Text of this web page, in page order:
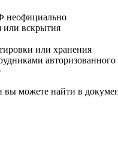
неофициально
или вскрытия
или хранения
авторизованного
можете найти в